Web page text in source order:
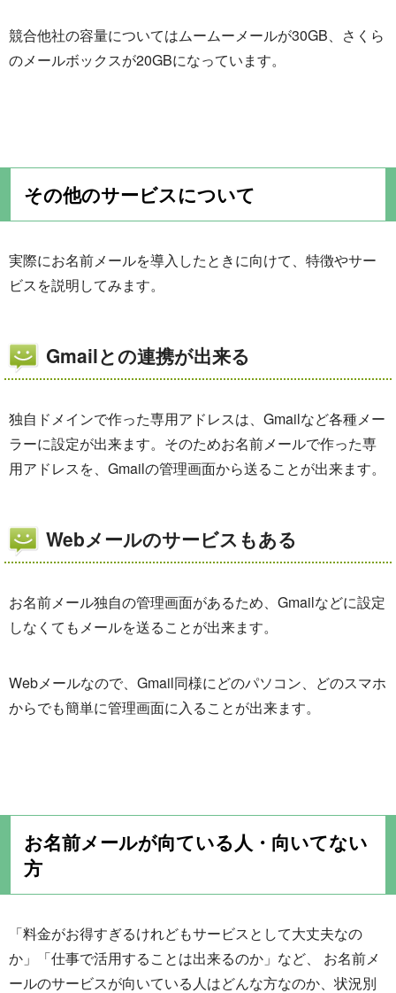
競合他社の容量についてはムームーメールが30GB、さくら
のメールボックスが20GBになっています。
その他のサービスについて
実際にお名前メールを導入したときに向けて、特徴やサー
ビスを説明してみます。
Gmailとの連携が出来る
独自ドメインで作った専用アドレスは、Gmailなど各種メー
ラーに設定が出来ます。そのためお名前メールで作った専
用アドレスを、Gmailの管理画面から送ることが出来ます。
Webメールのサービスもある
お名前メール独自の管理画面があるため、Gmailなどに設定
しなくてもメールを送ることが出来ます。
Webメールなので、Gmail同様にどのパソコン、どのスマホ
からでも簡単に管理画面に入ることが出来ます。
お名前メールが向ている人・向いてない
方
「料金がお得すぎるけれどもサービスとして大丈夫なの
か」「仕事で活用することは出来るのか」など、 お名前メ
ールのサービスが向いている人はどんな方なのか、状況別